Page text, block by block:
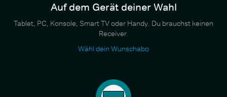
Auf dem Gerät deiner Wahl
Tablet, PC, Konsole, Smart TV oder Handy. Du brauchst keinen
Receiver.
Wähl dein Wunschabo